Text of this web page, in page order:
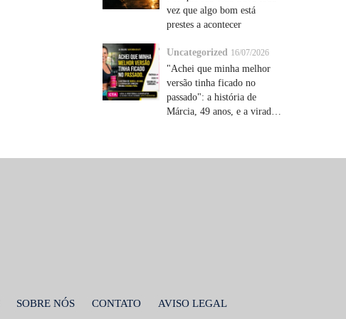
vez que algo bom está
prestes a acontecer
Uncategorized 16/07/2026
"Achei que minha melhor
versão tinha ficado no
passado": a história de
Márcia, 49 anos, e a virada
SOBRE NÓS CONTATO AVISO LEGAL